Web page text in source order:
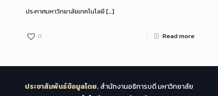
ประกาศมหาวิทยาลัยเทคโนโลยี[…]
0 Read more
ประชาสัมพันธ์ข้อมูลโดย. สำนักงานอธิการบดี มหาวิทยาลัย